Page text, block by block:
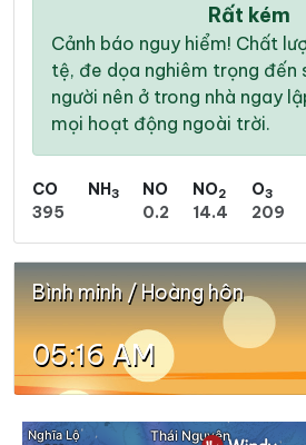
Rất kém
Cảnh báo nguy hiểm! Chất
tệ, đe dọa nghiêm trọng đến
người nên ở trong nhà ngay
mọi hoạt động ngoài trời.
CO
395
NH3
NO
0.2
NO2
14.4
O3
209
Bình minh / Hoàng hôn
05:16 AM